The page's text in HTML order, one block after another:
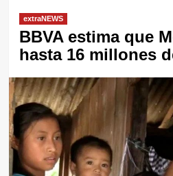
extraNEWS
BBVA estima que
hasta 16 millones